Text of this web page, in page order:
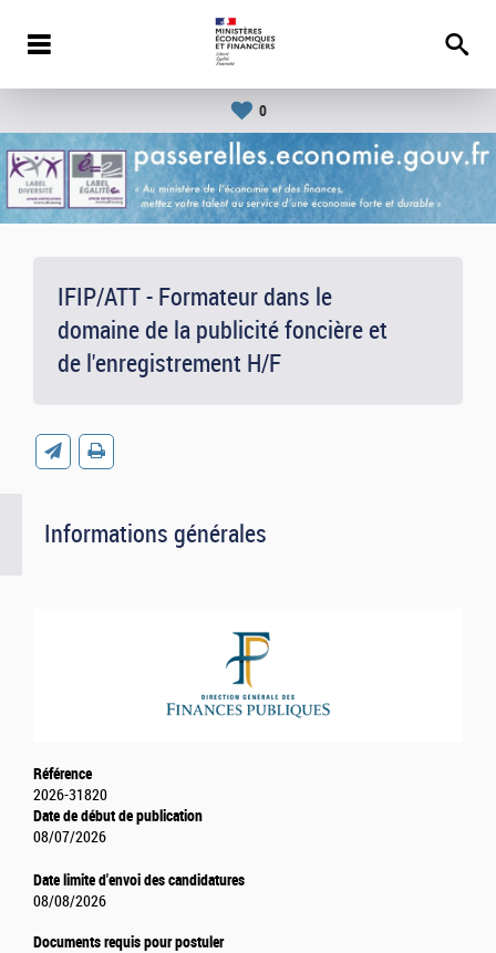
0
IFIP/ATT - Formateur dans le
domaine de la publicité foncière et
de l'enregistrement H/F
Informations générales
Référence
2026-31820
Date de début de publication
08/07/2026
Date limite d'envoi des candidatures
08/08/2026
Documents requis pour postuler